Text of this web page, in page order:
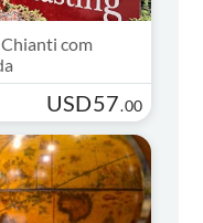
com
USD57.00